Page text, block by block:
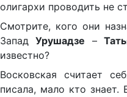
олигархи проводить не
Смотрите, кого они
ЗападУрушадзе –
известно?
Восковская считает
писала, мало кто знает.